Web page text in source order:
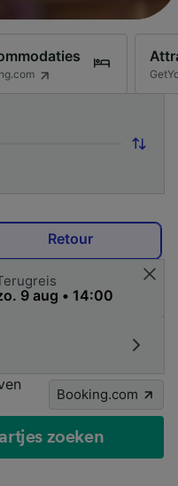
Retour
Booking.com
zoeken